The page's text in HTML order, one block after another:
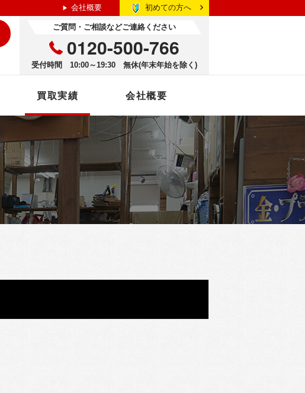
会社概要 初めての方へ
ご質問・ご相談などご連絡ください
0120-500-766
受付時間 10:00～19:30 無休(年末年始を除く)
買取実績 会社概要